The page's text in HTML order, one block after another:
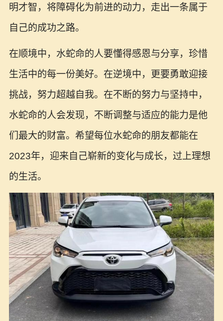
明才智，将障碍化为前进的动力，走出一条属于
自己的成功之路。
在顺境中，水蛇命的人要懂得感恩与分享，珍惜
生活中的每一份美好。在逆境中，更要勇敢迎接
挑战，努力超越自我。在不断的努力与坚持中，
水蛇命的人会发现，不断调整与适应的能力是他
们最大的财富。希望每位水蛇命的朋友都能在
2023年，迎来自己崭新的变化与成长，过上理想
的生活。